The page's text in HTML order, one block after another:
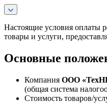
Настоящие условия оплаты
товары и услуги,
Основные
Компания ООО
(общая система
Стоимость товаров/